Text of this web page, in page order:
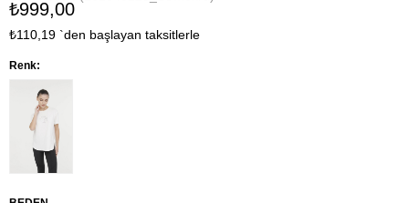
₺999,00
₺110,19 `den başlayan taksitlerle
Renk: